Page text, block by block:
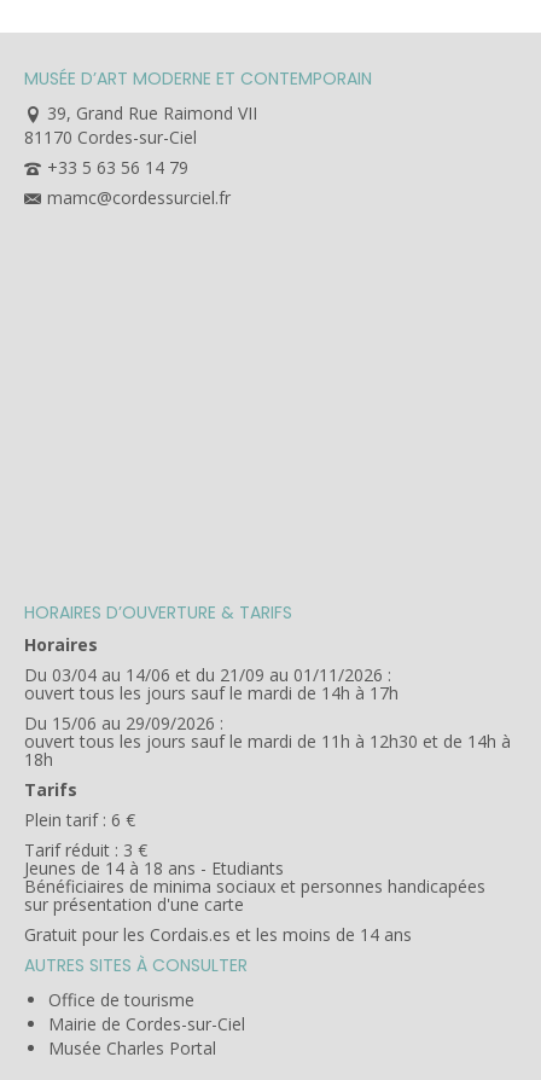
MUSÉE D’ART MODERNE ET CONTEMPORAIN
39, Grand Rue Raimond VII
81170 Cordes-sur-Ciel
+33 5 63 56 14 79
mamc@cordessurciel.fr
HORAIRES D’OUVERTURE & TARIFS
Horaires
Du 03/04 au 14/06 et du 21/09 au 01/11/2026 :
ouvert tous les jours sauf le mardi de 14h à 17h
Du 15/06 au 29/09/2026 :
ouvert tous les jours sauf le mardi de 11h à 12h30 et de 14h à
18h
Tarifs
Plein tarif : 6 €
Tarif réduit : 3 €
Jeunes de 14 à 18 ans - Etudiants
Bénéficiaires de minima sociaux et personnes handicapées
sur présentation d'une carte
Gratuit pour les Cordais.es et les moins de 14 ans
AUTRES SITES À CONSULTER
Office de tourisme
Mairie de Cordes-sur-Ciel
Musée Charles Portal